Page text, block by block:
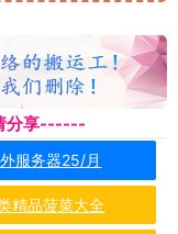
分享------
服务器25/月
精品菠菜大全